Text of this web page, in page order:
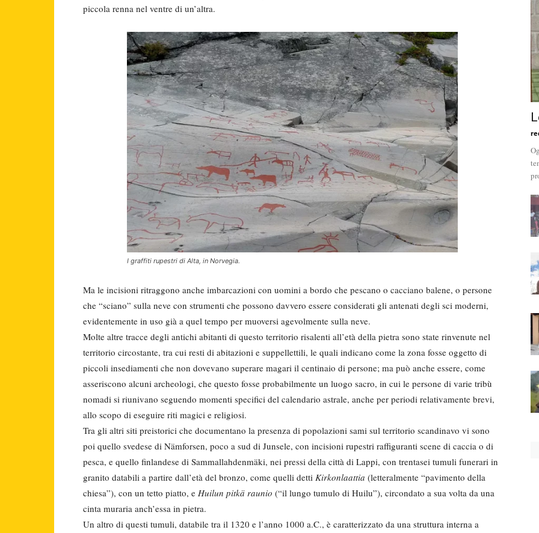
piccola renna nel ventre di un’altra.
I graffiti rupestri di Alta, in Norvegia.
Ma le incisioni ritraggono anche imbarcazioni con uomini a bordo che pescano o cacciano balene, o persone
che “sciano” sulla neve con strumenti che possono davvero essere considerati gli antenati degli sci moderni,
evidentemente in uso già a quel tempo per muoversi agevolmente sulla neve.
Molte altre tracce degli antichi abitanti di questo territorio risalenti all’età della pietra sono state rinvenute nel
territorio circostante, tra cui resti di abitazioni e suppellettili, le quali indicano come la zona fosse oggetto di
piccoli insediamenti che non dovevano superare magari il centinaio di persone; ma può anche essere, come
asseriscono alcuni archeologi, che questo fosse probabilmente un luogo sacro, in cui le persone di varie tribù
nomadi si riunivano seguendo momenti specifici del calendario astrale, anche per periodi relativamente brevi,
allo scopo di eseguire riti magici e religiosi.
Tra gli altri siti preistorici che documentano la presenza di popolazioni sami sul territorio scandinavo vi sono
poi quello svedese di Nämforsen, poco a sud di Junsele, con incisioni rupestri raffiguranti scene di caccia o di
pesca, e quello finlandese di Sammallahdenmäki, nei pressi della città di Lappi, con trentasei tumuli funerari in
granito databili a partire dall’età del bronzo, come quelli detti Kirkonlaattia (letteralmente “pavimento della
chiesa”), con un tetto piatto, e Huilun pitkä raunio (“il lungo tumulo di Huilu”), circondato a sua volta da una
cinta muraria anch’essa in pietra.
Un altro di questi tumuli, databile tra il 1320 e l’anno 1000 a.C., è caratterizzato da una struttura interna a